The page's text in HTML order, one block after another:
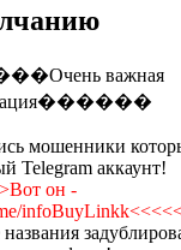
важная
мошенники
Telegram аккаунт!
он -